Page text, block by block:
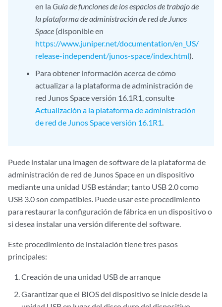
en laGuía de funciones de los espacios de trabajo de
la plataforma de administración de red de Junos
Space (disponible en
https://www.juniper.net/documentation/en_US/
release-independent/junos-space/index.html).
Para obtener información acerca de cómo
actualizar a la plataforma de administración de
red Junos Space versión 16.1R1, consulte
Actualización a la plataforma de administración
de red de Junos Space versión 16.1R1.
Puede instalar una imagen de software de la plataforma de
administración de red de Junos Space en un dispositivo
mediante una unidad USB estándar; tanto USB 2.0 como
USB 3.0 son compatibles. Puede usar este procedimiento
para restaurar la configuración de fábrica en un dispositivo o
si desea instalar una versión diferente del software.
Este procedimiento de instalación tiene tres pasos
principales:
Creación de una unidad USB de arranque
Garantizar que el BIOS del dispositivo se inicie desde la